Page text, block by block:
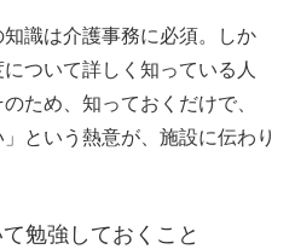
識は介護事務に必須。しか
ついて詳しく知っている人
ため、知っておくだけで、
という熱意が、施設に伝わり
勉強しておくこと